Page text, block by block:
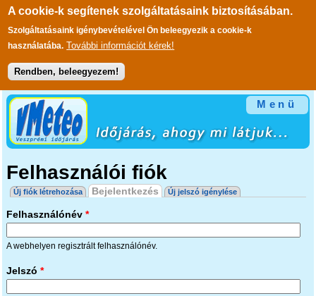
A cookie-k segítenek szolgáltatásaink biztosításában.
Szolgáltatásaink igénybevételével Ön beleegyezik a cookie-k
használatába. További információt kérek!
Rendben, beleegyezem!
Ugrás a tartalomra
Menü
Felhasználói fiók
Elsődleges fülek
Új fiók létrehozása Bejelentkezés (aktív fül)
Új jelszó igénylése
Felhasználónév *
A webhelyen regisztrált felhasználónév.
Jelszó *